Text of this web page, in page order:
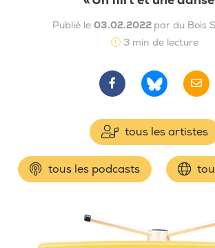
Publié le 03.02.2022 par du Bois
3 min de lecture
tous les artistes
tous les podcasts